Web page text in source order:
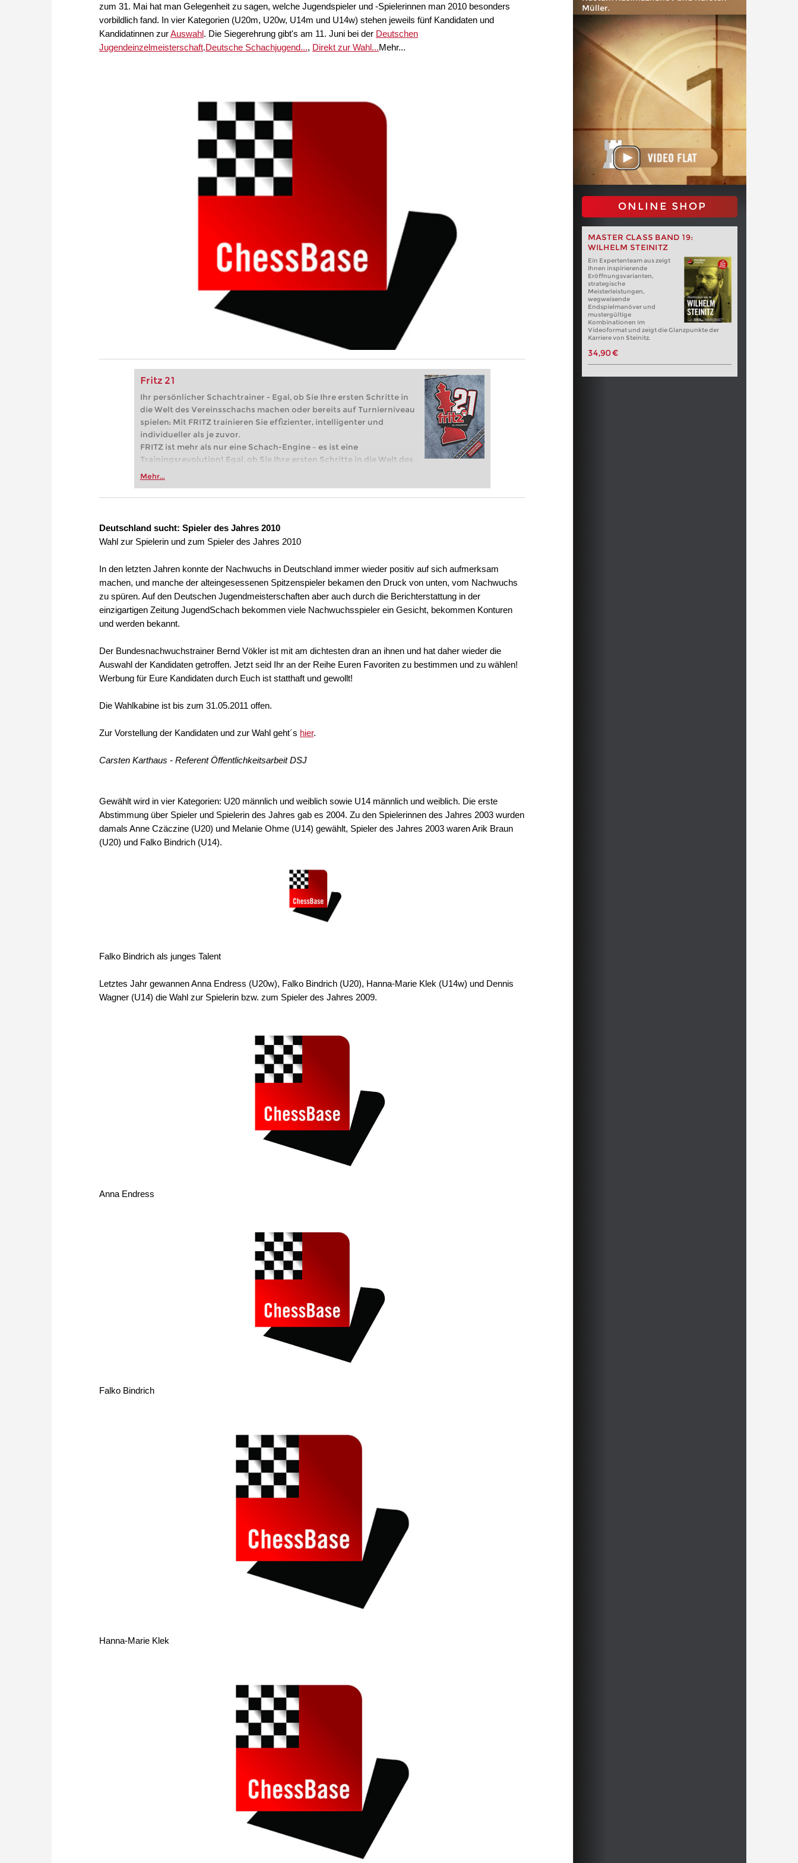
zum 31. Mai hat man Gelegenheit zu sagen, welche Jugendspieler und -Spielerinnen man 2010 besonders
vorbildlich fand. In vier Kategorien (U20m, U20w, U14m und U14w) stehen jeweils fünf Kandidaten und
Kandidatinnen zurAuswahl. Die Siegerehrung gibt's am 11. Juni bei der Deutschen
Jugendeinzelmeisterschaft.Deutsche Schachjugend..., Direkt zur Wahl...Mehr...
Fritz 21
Ihr persönlicher Schachtrainer - Egal, ob Sie Ihre ersten Schritte in
die Welt des Vereinsschachs machen oder bereits auf Turnierniveau
spielen: Mit FRITZ trainieren Sie effizienter, intelligenter und
individueller als je zuvor.
FRITZ ist mehr als nur eine Schach-Engine – es ist eine
Trainingsrevolution! Egal, ob Sie Ihre ersten Schritte in die Welt des
Vereinsschachs machen oder bereits auf Turnierniveau spielen: Mit
zuvor.
Mehr...
Müller.
ONLINE SHOP
MASTER CLASS BAND 19:
WILHELM STEINITZ
Ein Expertenteam aus zeigt
Ihnen inspirierende
Eröffnungsvarianten,
strategische
Meisterleistungen,
wegweisende
Endspielmanöver und
mustergültige
Kombinationen im
Videoformat und zeigt die Glanzpunkte der
Karriere von Steinitz.
34,90 €
Deutschland sucht: Spieler des Jahres 2010
Wahl zur Spielerin und zum Spieler des Jahres 2010
In den letzten Jahren konnte der Nachwuchs in Deutschland immer wieder positiv auf sich aufmerksam
machen, und manche der alteingesessenen Spitzenspieler bekamen den Druck von unten, vom Nachwuchs
zu spüren. Auf den Deutschen Jugendmeisterschaften aber auch durch die Berichterstattung in der
einzigartigen Zeitung JugendSchach bekommen viele Nachwuchsspieler ein Gesicht, bekommen Konturen
und werden bekannt.
Der Bundesnachwuchstrainer Bernd Vökler ist mit am dichtesten dran an ihnen und hat daher wieder die
Auswahl der Kandidaten getroffen. Jetzt seid Ihr an der Reihe Euren Favoriten zu bestimmen und zu wählen!
Werbung für Eure Kandidaten durch Euch ist statthaft und gewollt!
Die Wahlkabine ist bis zum 31.05.2011 offen.
Zur Vorstellung der Kandidaten und zur Wahl geht´s hier.
Carsten Karthaus - Referent Öffentlichkeitsarbeit DSJ
Gewählt wird in vier Kategorien: U20 männlich und weiblich sowie U14 männlich und weiblich. Die erste
Abstimmung über Spieler und Spielerin des Jahres gab es 2004. Zu den Spielerinnen des Jahres 2003 wurden
damals Anne Czäczine (U20) und Melanie Ohme (U14) gewählt, Spieler des Jahres 2003 waren Arik Braun
(U20) und Falko Bindrich (U14).
Falko Bindrich als junges Talent
Letztes Jahr gewannen Anna Endress (U20w), Falko Bindrich (U20), Hanna-Marie Klek (U14w) und Dennis
Wagner (U14) die Wahl zur Spielerin bzw. zum Spieler des Jahres 2009.
Anna Endress
Falko Bindrich
Hanna-Marie Klek